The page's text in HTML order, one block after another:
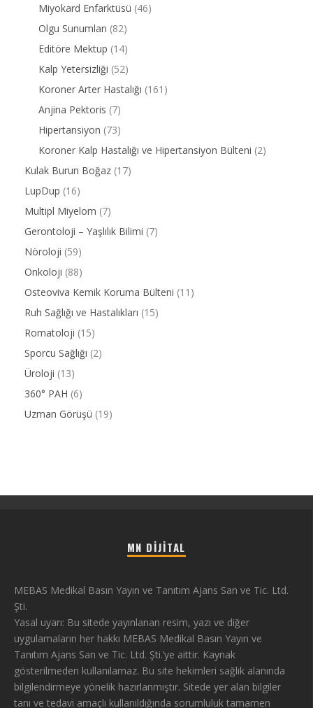
Miyokard Enfarktüsü (46)
Olgu Sunumları (82)
Editöre Mektup (14)
Kalp Yetersizliği (52)
Koroner Arter Hastalığı (161)
Anjina Pektoris (7)
Hipertansiyon (73)
Koroner Kalp Hastalığı ve Hipertansiyon Bülteni (2)
Kulak Burun Boğaz (17)
LupDup (16)
Multipl Miyelom (7)
Gerontoloji – Yaşlılık Bilimi (7)
Nöroloji (59)
Onkoloji (88)
Osteoviva Kemik Koruma Bülteni (11)
Ruh Sağlığı ve Hastalıkları (15)
Romatoloji (15)
Sporcu Sağlığı (2)
Üroloji (13)
360° PAH (6)
Uzman Görüşü (19)
MN DIJITAL
MEBAS Medikal Basın Yayın ve Tanıtım Ajans San ve Tic. Ltd.
Şti.
Yasal uyarı: Bu sitede yayınlanan resim, yazı ve diğer
uygulamaların her hakkı MEBAS Medikal Basın Yayın ve
Tanıtım Ajans San ve Tic. Ltd. Şti.’ye aittir. Kaynak
gösterilmeden kullanılamaz. Bu site hekimleri sağlık alanında
bilgilendirmeye yönelik hazırlanmıştır. Sitede yer alan bilgiler
tanı ve tedavi amaçlı kullanıldığında sorumluluk tamamen